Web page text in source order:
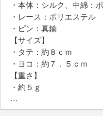
・本体：シルク、中綿：
・レース：ポリエステル
・ピン：真鍮
【サイズ】
・タテ：約８ｃｍ
・ヨコ：約７．５ｃｍ
【重さ】
・約５ｇ
【個体差あり】
・個体差あり